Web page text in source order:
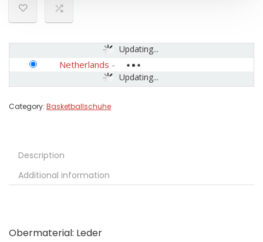
Updating...
Updating...
Netherlands -
Category: Basketballschuhe
Description
Additional information
Obermaterial: Leder